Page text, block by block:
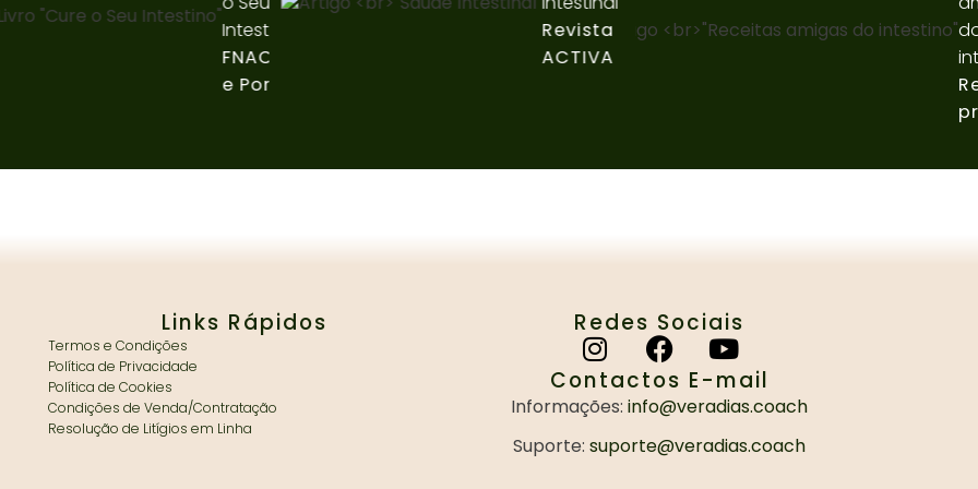
Intestino"
FNAC Lisboa
e Porto
Revista
ACTIVA
do
Links Rápidos
Termos e Condições
Política de Privacidade
Política de Cookies
Condições de Venda/Contratação
Resolução de Litígios em Linha
Redes Sociais
Contactos E-mail
Informações: info@veradias.coach
Suporte: suporte@veradias.coach